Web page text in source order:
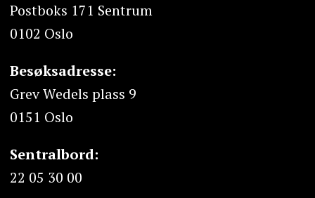
Postboks 171 Sentrum
0102 Oslo
Besøksadresse:
Grev Wedels plass 9
0151 Oslo
Sentralbord:
22 05 30 00